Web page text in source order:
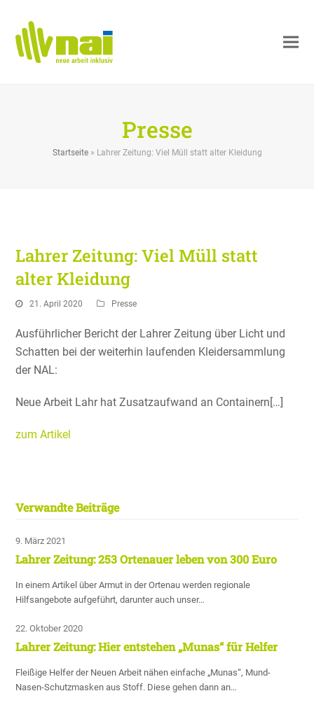
Presse
Startseite» Lahrer Zeitung: Viel Müll statt alter Kleidung
Lahrer Zeitung: Viel Müll statt
alter Kleidung
21. April 2020 Presse
Ausführ­li­cher Bericht der Lahrer Zeitung über Licht und
Schatten bei der weiterhin laufenden Kleider­samm­lung
der NAL:
Neue Arbeit Lahr hat Zusatz­auf­wand an Containern[…]
zum Artikel
Verwandte Beiträge
9. März 2021
Lahrer Zeitung: 253 Ortenauer leben von 300 Euro
In einem Artikel über Armut in der Ortenau werden regionale
Hilfsangebote aufgeführt, darunter auch unser…
22. Oktober 2020
Lahrer Zeitung: Hier entstehen „Munas“ für Helfer
Fleißige Helfer der Neuen Arbeit nähen einfache „Munas“, Mund-
Nasen-Schutzmasken aus Stoff. Diese gehen dann an…